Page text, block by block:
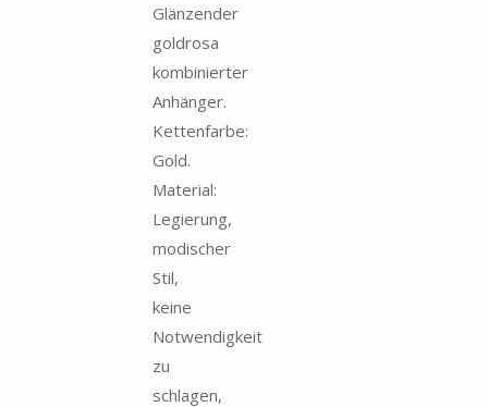
Glänzender
goldrosa
kombinierter
Anhänger.
Kettenfarbe:
Gold.
Material:
Legierung,
modischer
Stil,
keine
Notwendigkeit
zu
schlagen,